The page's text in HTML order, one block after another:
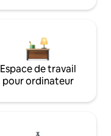
Espace de travail
pour ordinateur